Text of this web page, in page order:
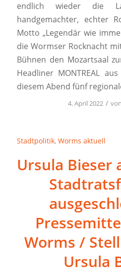
endlich wieder die
handgemachter, echter
Motto „Legendär wie
die Wormser Rocknacht
Bühnen den Mozartsaal
Headliner MONTREAL
diesem Abend fünf
4. April 2022 / von
Stadtpolitik, Worms aktuell
Ursula Bieser
Worms /
Ursula